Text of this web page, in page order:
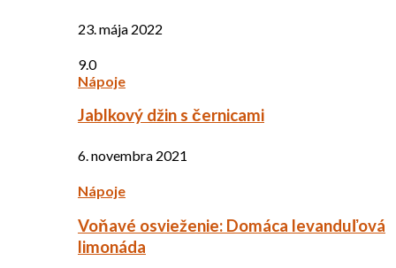
23. mája 2022
9.0
Nápoje
Jablkový džin s černicami
6. novembra 2021
Nápoje
Voňavé osvieženie: Domáca levanduľová
limonáda